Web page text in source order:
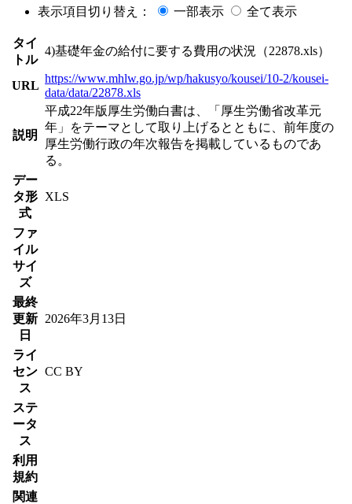
表示項目切り替え： 一部表示 全て表示
タイ
トル
4)基礎年金の給付に要する費用の状況（22878.xls）
URL
https://www.mhlw.go.jp/wp/hakusyo/kousei/10-2/kousei-
data/data/22878.xls
説明
平成22年版厚生労働白書は、「厚生労働省改革元
年」をテーマとして取り上げるとともに、前年度の
厚生労働行政の年次報告を掲載しているものであ
る。
デー
タ形
式
XLS
ファ
イル
サイ
ズ
最終
更新
日
2026年3月13日
ライ
セン
ス
CC BY
ステ
ータ
ス
利用
規約
関連